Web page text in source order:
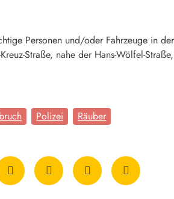
Personen und/oder Fahrzeuge in
Straße, nahe der Hans-Wölfel-
Polizei Räuber